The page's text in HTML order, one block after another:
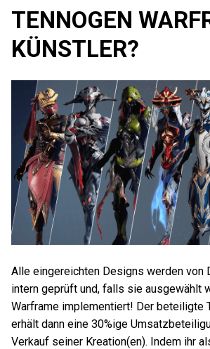
TENNOGEN
KÜNSTLER?
Alle eingereichten Designs werden von
intern geprüft und, falls sie ausgewählt
Warframe implementiert! Der beteiligte
erhält dann eine 30%ige
Verkauf seiner Kreation(en). Indem ihr